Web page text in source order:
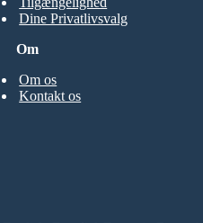
Om
Om os
Kontakt os
Dine Privatlivsvalg